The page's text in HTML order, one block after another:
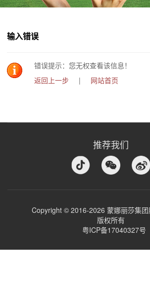
输入错误
错误提示：您无权查看该信息！
返回上一步
| 网站首页
推荐我们
Copyright © 2016-2026 蒙娜丽莎集团
版权所有
粤ICP备17040327号